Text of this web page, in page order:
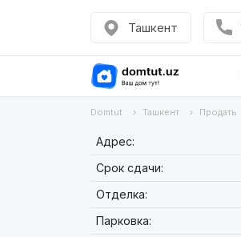
Ташкент
Domtut Ташкент Продать
Адрес:
Срок сдачи:
Отделка:
Парковка: